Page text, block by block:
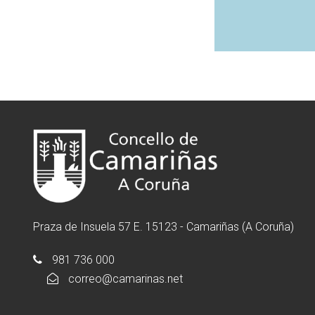
Praza de Insuela 57 E. 15123 - Camariñas (A Coruña)
981 736 000
correo@camarinas.net